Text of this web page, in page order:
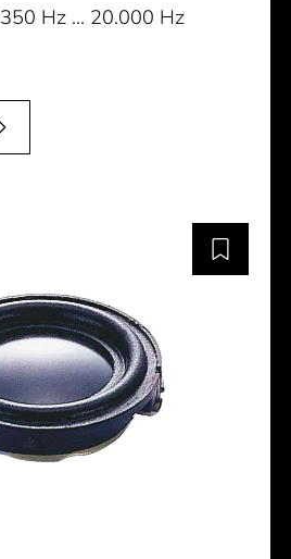
350 Hz ... 20.000 Hz